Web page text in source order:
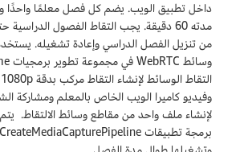
مدته 60 دقيقة. يجب التقاط الفصول
من تنزيل الفصل الدراسي وإعادة تشغيله.
وفيديو كاميرا الويب الخاص بالمعلم ومشاركة
لإنشاء ملف واحد من مقاطع وسائط الالتقاط. يتم